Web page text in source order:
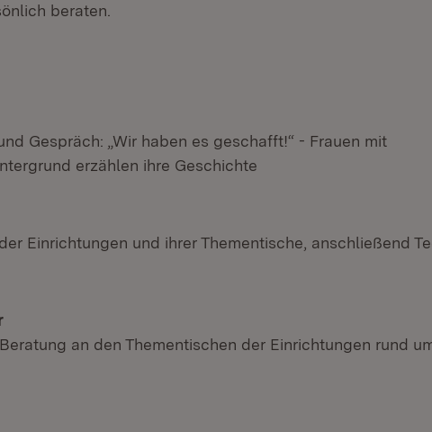
beraten.
Gespräch: „Wir haben es geschafft!“ - Frauen mit
erzählen ihre Geschichte
Einrichtungen und ihrer Thementische, anschließend
an den Thementischen der Einrichtungen rund